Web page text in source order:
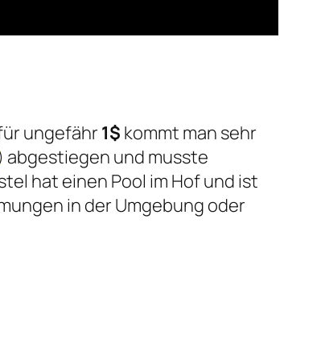
ungefähr 1$ kommt man sehr
abgestiegen und musste
hat einen Pool im Hof und ist
in der Umgebung oder